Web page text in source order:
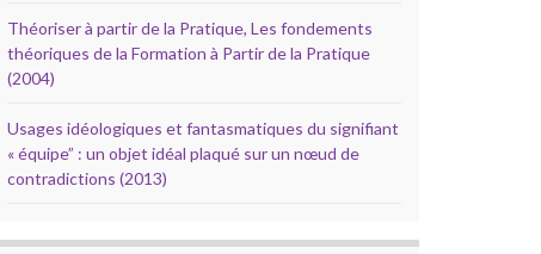
Théoriser à partir de la Pratique, Les fondements
théoriques de la Formation à Partir de la Pratique
(2004)
Usages idéologiques et fantasmatiques du signifiant
« équipe” : un objet idéal plaqué sur un nœud de
contradictions (2013)